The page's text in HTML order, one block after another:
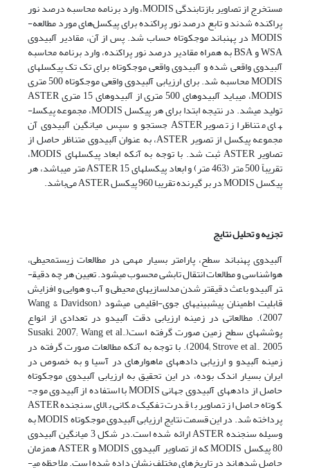
مستخرج از تصاویر بازتابندگی MODIS، وارد برنامه محاسبه­ درصد نور
پراکنده شدند و تابع درصد نور پراکنده برای پیکسل‌های مورد مطالعه­
MODIS در پهن­باند موج­کوتاه حساب شد. پس از آن، مقادیر آلبیدوی
WSA و BSA به همراه مقادیر درصد نور پراکنده، وارد برنامه­ محاسبه
آلبیدوی واقعی شده و آلبیدوی واقعی موج­کوتاه برای تک تک پیکسل­های
MODIS محاسبه شد. برای ارزیابی آلبیدوی واقعی موج­کوتاه 500 متری
MODIS، می­باید آلبیدوهای 500 متری از آلبیدوهای 15 متری ASTER
تولید می­شد. در نتیجه ابتدا برای هر پیکسل MODIS، مجموعه پیکسل­
های متناظر از تصویر ASTER جستجو و سپس میانگین آلبیدوی آن
مجموعه پیکسل از تصویر ASTER، به عنوان آلبیدوی متناظر حاصل از
تصاویر ASTER ثبت شد. با توجه به آنکه ابعاد پیکسل­های MODIS،
تقریباً 500 متر (463 متر) و ابعاد پیکسل­های ASTER 15 متر می­باشد، هر
پیکسل MODIS در بر گیرنده­ تقریبا 960 پیکسل ASTER می‌باشد.
تجزیه و تحلیل نتایج
آلبیدوی پهن­باند سطح، پارامتر بسیار مهمی در مطالعات زیست­محیطی،
هواشناسی و مطالعات انتقال تابشی محسوب می­شود. تعیین هر چه دقیق­
تر آلبیدو باعث دقیق­تر شدن مدل­سازی­های محیطی و آب و هوایی و افزایش
قابلیت اطمینان پیش­بینی­های جوی-اقلیمی می­شود (Wang & Davidson,
2007). مطالعاتی در زمینه­ ارزیابی دقت آلبیدو در تعدادی از انواع
پوشش­های سطح زمین صورت گرفته است(Susaki, 2007; Wang et al.,
2004; Strove et al., 2005). با توجه به آنکه مطالعات صورت گرفته در
زمینه آلبیدو و ارزیابی داده­های ماهواره­ای در آسیا و به خصوص در
ایران بسیار اندک بوده، در این تحقیق به ارزیابی آلبیدوی موج­کوتاه
حاصل از داده­های آلبیدوی جهانی MODIS با استفاده از آلبیدوی موج­
کوتاه حاصل از تصاویر با قدرت تفکیک مکانی بالای سنجنده­ ASTER
پرداخته شد. در این قسمت نتایج ارزیابی آلبیدوی موج­کوتاه MODIS به
وسیله سنجنده ASTER ارائه شده است.در شکل 3 میانگین آلبیدوی
80 پیکسل MODIS که از تصاویر آلبیدوی MODIS و ASTER همزمان
حاصل شده­اند در تاریخ‌های مختلف نشان داده شده است. ملاحظه می­